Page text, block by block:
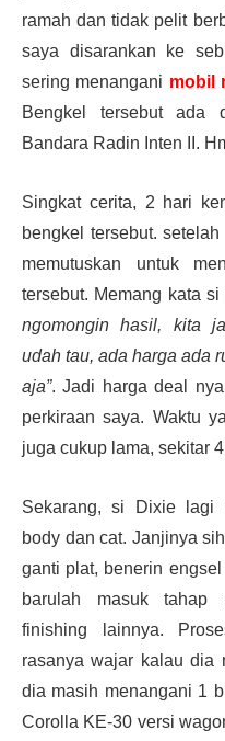
ramah dan tidak pelit
saya disarankan ke
sering menangani mobil
Bengkel tersebut ada
Bandara Radin Inten II.
Singkat cerita, 2 hari
bengkel tersebut.
memutuskan untuk
tersebut. Memang kata
ngomongin hasil, kita
udah tau, ada harga ada
aja”. Jadi harga deal
perkiraan saya. Waktu
juga cukup lama, sekitar
Sekarang, si Dixie lagi
body dan cat. Janjinya
ganti plat, benerin
barulah masuk tahap
finishing lainnya.
rasanya wajar kalau dia
dia masih menangani 1
Corolla KE-30 versi